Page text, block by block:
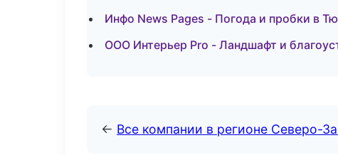
Инфо News Pages - Погода и пробки в
ООО Интерьер Pro - Ландшафт и
← Все компании в регионе Северо-